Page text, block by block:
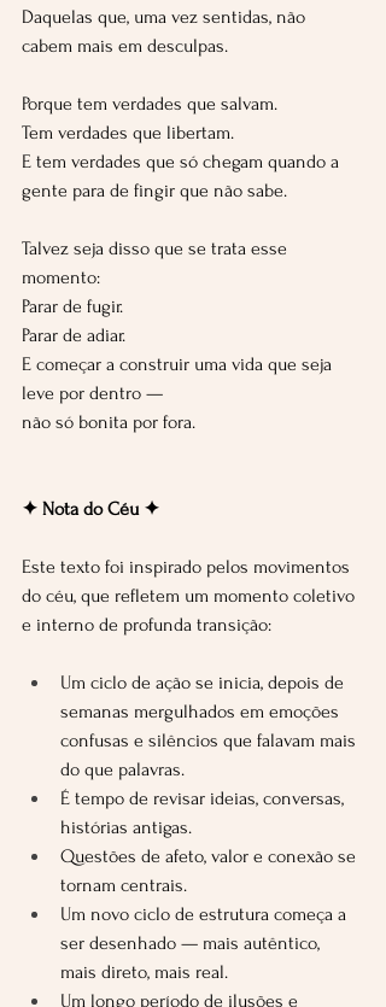
Daquelas que, uma vez sentidas, não
cabem mais em desculpas.
Porque tem verdades que salvam.
Tem verdades que libertam.
E tem verdades que só chegam quando a
gente para de fingir que não sabe.
Talvez seja disso que se trata esse
momento:
Parar de fugir.
Parar de adiar.
E começar a construir uma vida que seja
leve por dentro —
não só bonita por fora.
✦ Nota do Céu ✦
Este texto foi inspirado pelos movimentos
do céu, que refletem um momento coletivo
e interno de profunda transição:
Um ciclo de ação se inicia, depois de
semanas mergulhados em emoções
confusas e silêncios que falavam mais
do que palavras.
É tempo de revisar ideias, conversas,
histórias antigas.
Questões de afeto, valor e conexão se
tornam centrais.
Um novo ciclo de estrutura começa a
ser desenhado — mais autêntico,
mais direto, mais real.
Um longo período de ilusões e